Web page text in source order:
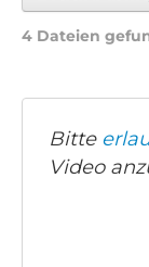
4 Dateien
Bitte
Video